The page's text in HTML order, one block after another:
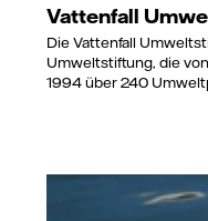
Vattenfall
Die Vattenfall
Umweltstiftung, die
1994 über 240